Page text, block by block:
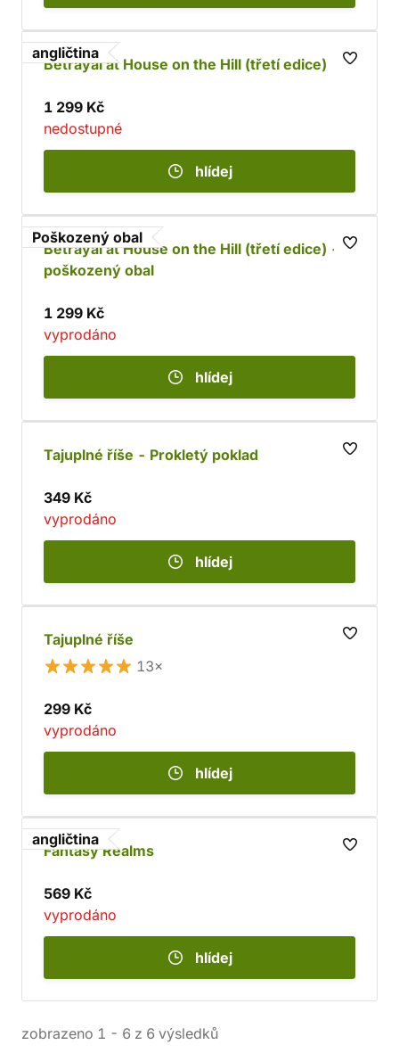
angličtina
Betrayal at House on the Hill (třetí edice)
1 299 Kč
nedostupné
hlídej
Poškozený obal
Betrayal at House on the Hill (třetí edice) -
poškozený obal
1 299 Kč
vyprodáno
hlídej
Tajuplné říše - Prokletý poklad
349 Kč
vyprodáno
hlídej
Tajuplné říše
13×
299 Kč
vyprodáno
hlídej
angličtina
Fantasy Realms
569 Kč
vyprodáno
hlídej
zobrazeno 1 - 6 z 6 výsledků